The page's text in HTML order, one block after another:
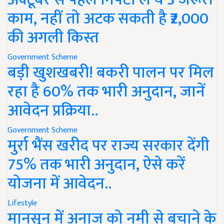
काम, नहीं तो अटक सकती है ₹2,000
की अगली किस्त
Government Scheme
बड़ी खुशखबरी! बकरी पालन पर मिल
रहा है 60% तक भारी अनुदान, जानें
आवेदन प्रक्रिया..
Government Scheme
मुर्रा भैंस खरीद पर राज्य सरकार देंगी
75% तक भारी अनुदान, ऐसे करें
योजना में आवेदन..
Lifestyle
मानसून में अनाज को नमी से बचाने के